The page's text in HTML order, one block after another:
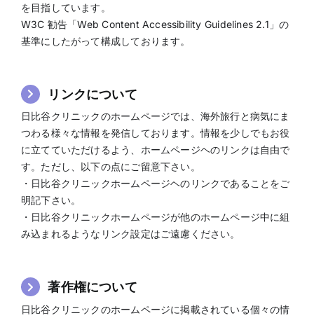
を目指しています。
W3C 勧告「Web Content Accessibility Guidelines 2.1」の
基準にしたがって構成しております。
リンクについて
日比谷クリニックのホームページでは、海外旅行と病気にま
つわる様々な情報を発信しております。情報を少しでもお役
に立てていただけるよう、ホームページヘのリンクは自由で
す。ただし、以下の点にご留意下さい。
・日比谷クリニックホームページヘのリンクであることをご
明記下さい。
・日比谷クリニックホームページが他のホームページ中に組
み込まれるようなリンク設定はご遠慮ください。
著作権について
日比谷クリニックのホームページに掲載されている個々の情